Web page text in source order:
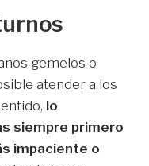
gemelos o
atender a los
lo
siempre primero
impaciente o